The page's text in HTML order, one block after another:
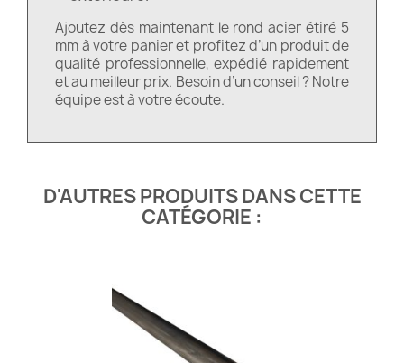
Ajoutez dès maintenant le rond acier étiré 5
mm à votre panier et profitez d’un produit de
qualité professionnelle, expédié rapidement
et au meilleur prix. Besoin d’un conseil ? Notre
équipe est à votre écoute.
D'AUTRES PRODUITS DANS CETTE
CATÉGORIE :